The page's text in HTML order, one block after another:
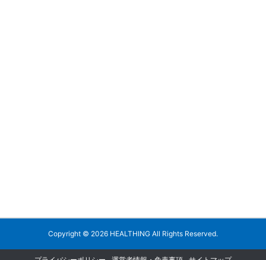
Copyright © 2026 HEALTHING All Rights Reserved.